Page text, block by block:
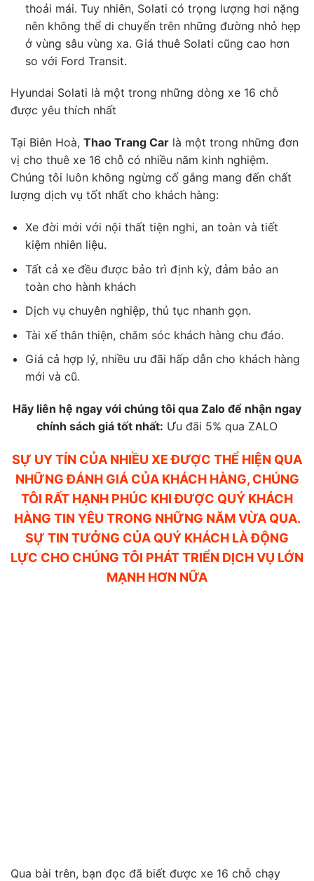
thoải mái. Tuy nhiên, Solati có trọng lượng hơi nặng
nên không thể di chuyển trên những đường nhỏ hẹp
ở vùng sâu vùng xa. Giá thuê Solati cũng cao hơn
so với Ford Transit.
Hyundai Solati là một trong những dòng xe 16 chỗ
được yêu thích nhất
Tại Biên Hoà, Thao Trang Car là một trong những đơn
vị cho thuê xe 16 chỗ có nhiều năm kinh nghiệm.
Chúng tôi luôn không ngừng cố gắng mang đến chất
lượng dịch vụ tốt nhất cho khách hàng:
Xe đời mới với nội thất tiện nghi, an toàn và tiết
kiệm nhiên liệu.
Tất cả xe đều được bảo trì định kỳ, đảm bảo an
toàn cho hành khách
Dịch vụ chuyên nghiệp, thủ tục nhanh gọn.
Tài xế thân thiện, chăm sóc khách hàng chu đáo.
Giá cả hợp lý, nhiều ưu đãi hấp dẫn cho khách hàng
mới và cũ.
Hãy liên hệ ngay với chúng tôi qua Zalo để nhận ngay
chính sách giá tốt nhất: Ưu đãi 5% qua ZALO
SỰ UY TÍN CỦA NHIỀU XE ĐƯỢC THỂ HIỆN QUA
NHỮNG ĐÁNH GIÁ CỦA KHÁCH HÀNG, CHÚNG
TÔI RẤT HẠNH PHÚC KHI ĐƯỢC QUÝ KHÁCH
HÀNG TIN YÊU TRONG NHỮNG NĂM VỪA QUA.
SỰ TIN TƯỞNG CỦA QUÝ KHÁCH LÀ ĐỘNG
LỰC CHO CHÚNG TÔI PHÁT TRIỂN DỊCH VỤ LỚN
MẠNH HƠN NỮA
Qua bài trên, bạn đọc đã biết được xe 16 chỗ chạy